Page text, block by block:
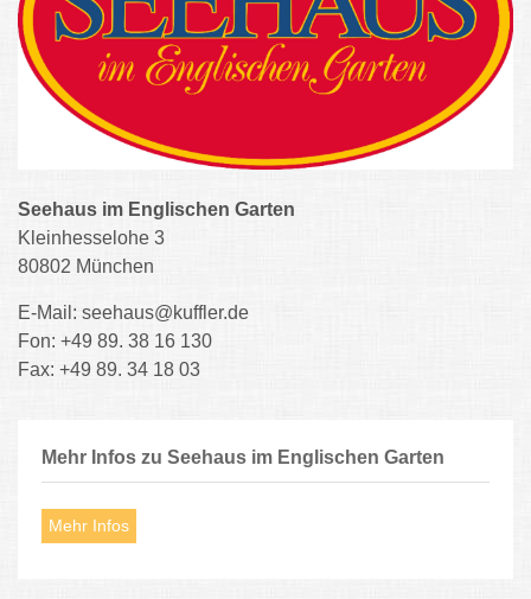
Seehaus im Englischen Garten
Kleinhesselohe 3
80802 München
E-Mail: seehaus@kuffler.de
Fon: +49 89. 38 16 130
Fax: +49 89. 34 18 03
Mehr Infos zu Seehaus im Englischen Garten
Mehr Infos